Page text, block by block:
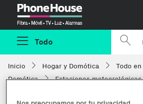
Todo
Inicio Hogar y Domótica
Todo en
Domótica
Estaciones meteorológicas